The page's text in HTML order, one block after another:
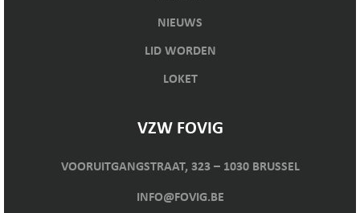
NIEUWS
LID WORDEN
LOKET
VZW FOVIG
VOORUITGANGSTRAAT, 323 – 1030 BRUSSEL
INFO@FOVIG.BE